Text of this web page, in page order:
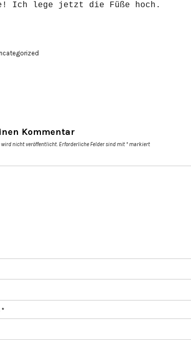
Ich lege jetzt die Füße hoch.
Kommentar
wird nicht veröffentlicht. Erforderliche Felder sind mit * markiert
*